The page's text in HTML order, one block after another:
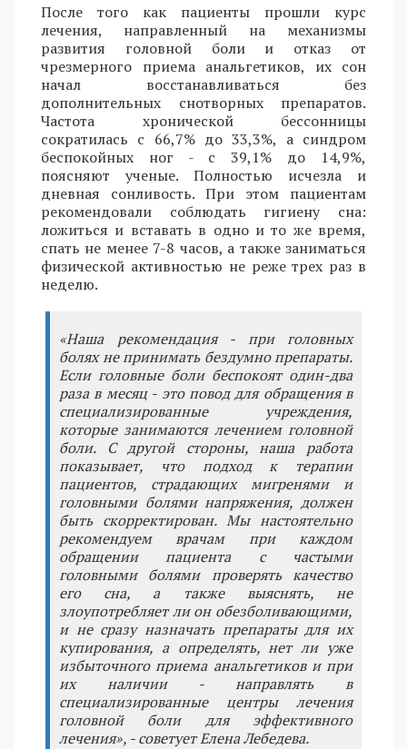
После того как пациенты прошли курс
лечения, направленный на механизмы
развития головной боли и отказ от
чрезмерного приема анальгетиков, их сон
начал восстанавливаться без
дополнительных снотворных препаратов.
Частота хронической бессонницы
сократилась с 66,7% до 33,3%, а синдром
беспокойных ног - с 39,1% до 14,9%,
поясняют ученые. Полностью исчезла и
дневная сонливость. При этом пациентам
рекомендовали соблюдать гигиену сна:
ложиться и вставать в одно и то же время,
спать не менее 7-8 часов, а также заниматься
физической активностью не реже трех раз в
неделю.
«Наша рекомендация - при головных
болях не принимать бездумно препараты.
Если головные боли беспокоят один-два
раза в месяц - это повод для обращения в
специализированные учреждения,
которые занимаются лечением головной
боли. С другой стороны, наша работа
показывает, что подход к терапии
пациентов, страдающих мигренями и
головными болями напряжения, должен
быть скорректирован. Мы настоятельно
рекомендуем врачам при каждом
обращении пациента с частыми
головными болями проверять качество
его сна, а также выяснять, не
злоупотребляет ли он обезболивающими,
и не сразу назначать препараты для их
купирования, а определять, нет ли уже
избыточного приема анальгетиков и при
их наличии - направлять в
специализированные центры лечения
головной боли для эффективного
лечения», - советует Елена Лебедева.